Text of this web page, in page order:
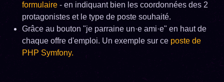
formulaire - en indiquant bien les coordonnées des 2
protagonistes et le type de poste souhaité.
Grâce au bouton "je parraine un·e ami·e" en haut de
chaque offre d'emploi. Un exemple sur ce poste de
PHP Symfony.